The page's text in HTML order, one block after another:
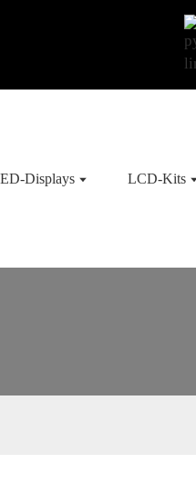
Displays LCD-Kits